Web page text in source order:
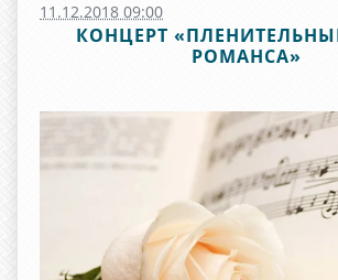
11.12.2018 09:00
КОНЦЕРТ
РОМАНСА»